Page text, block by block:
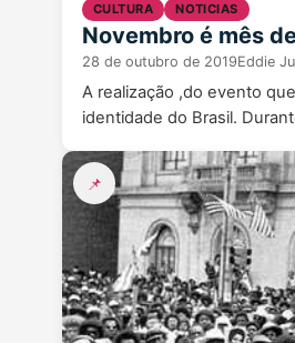
CULTURA NOTICIAS
Novembro é mês
28 de outubro de 2019Eddie
A realização ,do evento
identidade do Brasil.
📌